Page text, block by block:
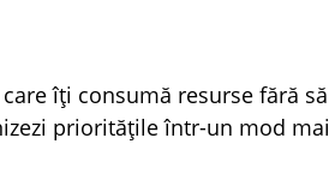
îți consumă resurse fără să
prioritățile într-un mod mai